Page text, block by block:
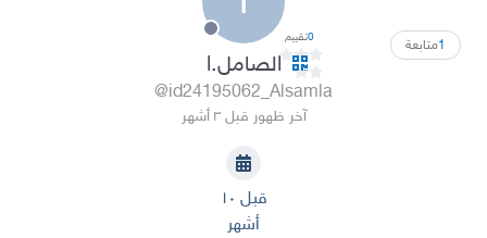
1متابعة 0تقييم
الصامل.ا
@id24195062_Alsamla
آخر ظهور قبل ٣ أشهر
قبل ١٠
أشهر